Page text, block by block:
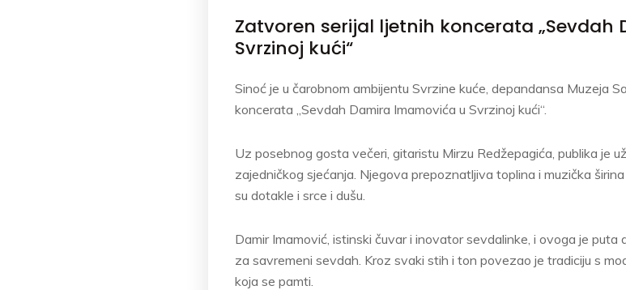
Zatvoren serijal ljetnih koncerata „Sevdah
Svrzinoj kući“
Sinoć je u čarobnom ambijentu Svrzine kuće, depandansa Muzeja
koncerata „Sevdah Damira Imamovića u Svrzinoj kući“.
Uz posebnog gosta večeri, gitaristu Mirzu Redžepagića, publika je
zajedničkog sjećanja. Njegova prepoznatljiva toplina i muzička
su dotakle i srce i dušu.
Damir Imamović, istinski čuvar i inovator sevdalinke, i ovoga je
za savremeni sevdah. Kroz svaki stih i ton povezao je tradiciju s
koja se pamti.